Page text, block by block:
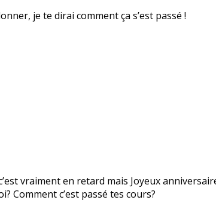
je te dirai comment ça s’est passé !
vraiment en retard mais Joyeux
Comment c’est passé tes cours?